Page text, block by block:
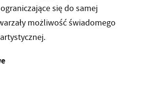
się do samej
możliwość świadomego